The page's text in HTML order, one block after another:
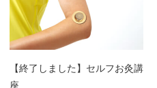
【終了しました】セルフお灸講
座